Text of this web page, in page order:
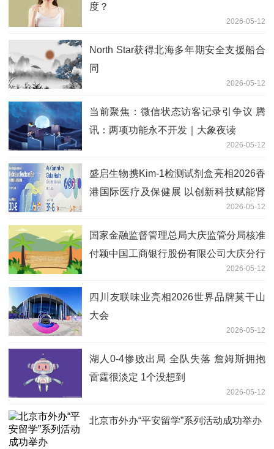
度？
2026-05-12
North Star获得北海多年期安全支援船合
同
2026-05-12
当前聚焦：微信状态访客记录引争议 腾
讯：两项功能永不开发｜大象夜读
2026-05-12
盛启生物携Kim-1检测试剂盒亮相2026香
港国际医疗及保健展 以创新科技赋能肾
2026-05-12
国家金融监督管理总局大庆监管分局核准
付颖中国工商银行股份有限公司大庆分行
2026-05-12
四川友联味业亮相2026世界品牌莫干山
大会
2026-05-12
湖人0-4惨败出局 全队失落 詹姆斯拥抱
雷霆很淡定 1个没想到
2026-05-12
北京市外办“平安留学”系列活动成功举办